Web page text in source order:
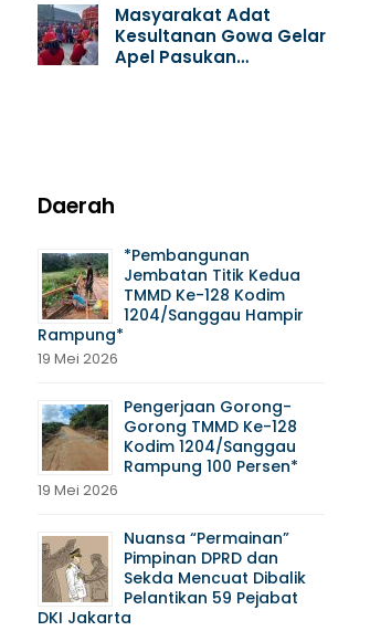
Masyarakat Adat
Kesultanan Gowa Gelar
Apel Pasukan…
Daerah
*Pembangunan
Jembatan Titik Kedua
TMMD Ke-128 Kodim
1204/Sanggau Hampir
Rampung*
19 Mei 2026
Pengerjaan Gorong-
Gorong TMMD Ke-128
Kodim 1204/Sanggau
Rampung 100 Persen*
19 Mei 2026
Nuansa “Permainan”
Pimpinan DPRD dan
Sekda Mencuat Dibalik
Pelantikan 59 Pejabat
DKI Jakarta